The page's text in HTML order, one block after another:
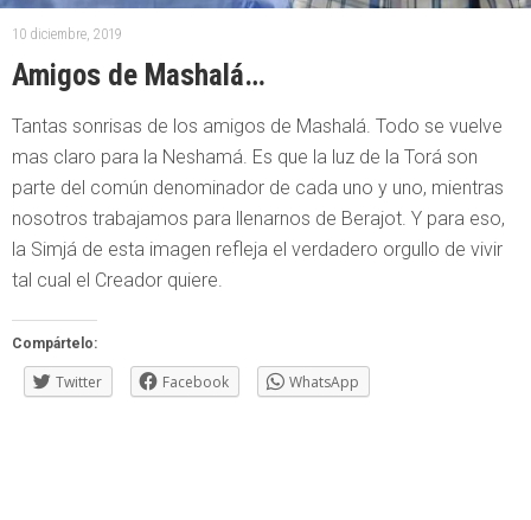
10 diciembre, 2019
Amigos de Mashalá…
Tantas sonrisas de los amigos de Mashalá. Todo se vuelve
mas claro para la Neshamá. Es que la luz de la Torá son
parte del común denominador de cada uno y uno, mientras
nosotros trabajamos para llenarnos de Berajot. Y para eso,
la Simjá de esta imagen refleja el verdadero orgullo de vivir
tal cual el Creador quiere.
Compártelo:
Twitter Facebook WhatsApp